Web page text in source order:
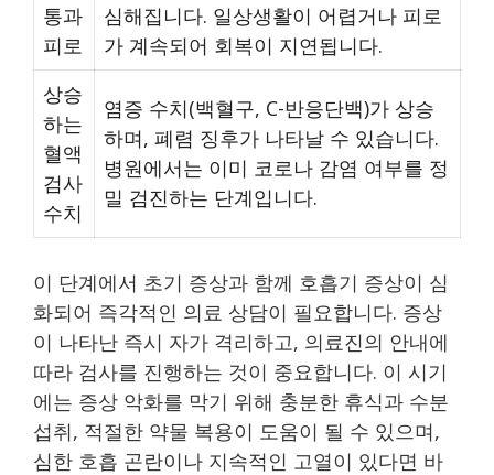
통과
피로
심해집니다. 일상생활이 어렵거나 피로
가 계속되어 회복이 지연됩니다.
상승
하는
혈액
검사
수치
염증 수치(백혈구, C-반응단백)가 상승
하며, 폐렴 징후가 나타날 수 있습니다.
병원에서는 이미 코로나 감염 여부를 정
밀 검진하는 단계입니다.
이 단계에서 초기 증상과 함께 호흡기 증상이 심
화되어 즉각적인 의료 상담이 필요합니다. 증상
이 나타난 즉시 자가 격리하고, 의료진의 안내에
따라 검사를 진행하는 것이 중요합니다. 이 시기
에는 증상 악화를 막기 위해 충분한 휴식과 수분
섭취, 적절한 약물 복용이 도움이 될 수 있으며,
심한 호흡 곤란이나 지속적인 고열이 있다면 바